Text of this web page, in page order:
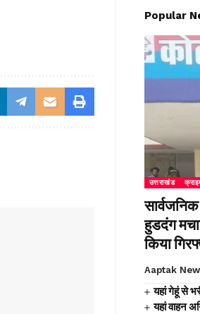
Popular
उत्तराखंड
हुडदंग
किया
Aaptak
यहां गेहूं से
यहां वाहन